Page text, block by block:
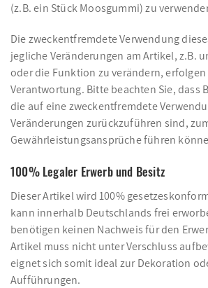
(z.B. ein Stück Moosgummi) zu
Die zweckentfremdete Verwendung
jegliche Veränderungen am Artikel, z.B.
oder die Funktion zu verändern,
Verantwortung. Bitte beachten Sie, dass
die auf eine zweckentfremdete
Veränderungen zurückzuführen sind,
Gewährleistungsansprüche führen
100% Legaler Erwerb und Besitz
Dieser Artikel wird 100%
kann innerhalb Deutschlands frei
benötigen keinen Nachweis für den
Artikel muss nicht unter Verschluss
eignet sich somit ideal zur Dekoration
Aufführungen.